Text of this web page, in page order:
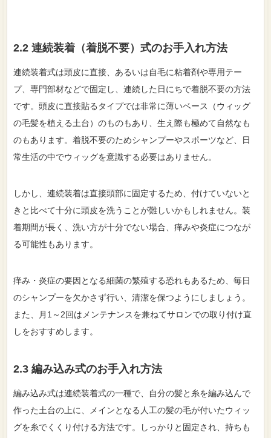
2.2 連続装着（着脱不要）式のお手入れ方法
連続装着式は頭皮に直接、あるいは自毛に粘着剤や専用テー
プ、専門部材などで固定し、連続した日にちで着脱不要の方法
です。頭皮に直接貼るタイプでは非常に薄いベース（ウィッグ
の毛髪を植える土台）のものもあり、生え際も極めて自然なも
のもあります。着脱不要のためシャンプーやスポーツなど、日
常生活の中でウィッグを意識する必要はありません。
しかし、連続装着は直接頭部に固定するため、付けていないと
きと比べて十分に頭皮を洗うことが難しいかもしれません。装
着期間が長く、洗い方が十分でない場合、痒みや炎症につなが
る可能性もあります。
痒み・炎症の要因となる細菌の繁殖する恐れもあるため、毎日
のシャンプーを欠かさず行い、清潔を保つようにしましょう。
また、月1～2回はメンテナンスを兼ねてサロンでの取り付け直
しをおすすめします。
2.3 編み込み式のお手入れ方法
編み込み式は連続装着式の一種で、自分の髪と糸を編み込んで
作った土台の上に、メインとなる人工の髪の毛が付いたウィッ
グを糸でくくり付ける方法です。しっかりと固定され、持ちも